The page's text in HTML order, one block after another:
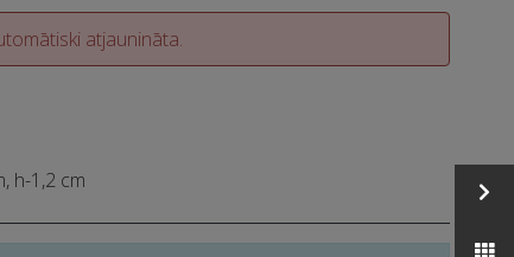
atjaunināta.
h-1,2 cm